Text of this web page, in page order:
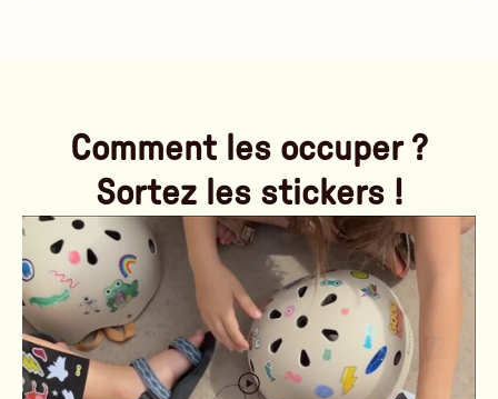
Comment les occuper ?
Sortez les stickers !